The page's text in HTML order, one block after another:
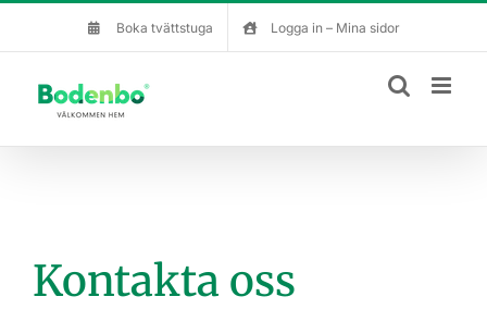
Boka tvättstuga Logga in – Mina sidor
Kontakta oss